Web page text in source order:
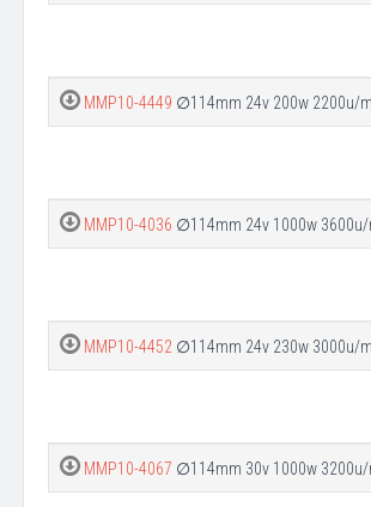
MMP10-4449 ∅114mm 24v 200w 2200u/
MMP10-4036 ∅114mm 24v 1000w 3600u/
MMP10-4452 ∅114mm 24v 230w 3000u/
MMP10-4067 ∅114mm 30v 1000w 3200u/